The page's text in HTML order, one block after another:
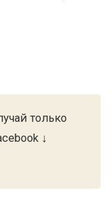
только
↓